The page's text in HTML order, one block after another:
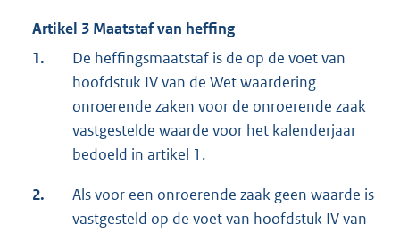
Artikel 3 Maatstaf van heffing
1.
De heffingsmaatstaf is de op de voet van
hoofdstuk IV van de Wet waardering
onroerende zaken voor de onroerende zaak
vastgestelde waarde voor het kalenderjaar
bedoeld in artikel 1.
2.
Als voor een onroerende zaak geen waarde is
vastgesteld op de voet van hoofdstuk IV van